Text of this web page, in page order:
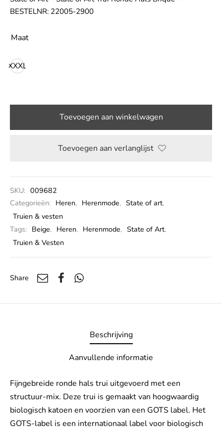
BESTELNR: 22005-2900
Maat
XXXL
Toevoegen aan winkelwagen
Toevoegen aan verlanglijst
SKU: 009682
Categorieën: Heren, Herenmode, State of art,
Truien & vesten
Tags: Beige, Heren, Herenmode, State of Art,
Truien & Vesten
Share
Beschrijving
Aanvullende informatie
Fijngebreide ronde hals trui uitgevoerd met een
structuur-mix. Deze trui is gemaakt van hoogwaardig
biologisch katoen en voorzien van een GOTS label. Het
GOTS-label is een internationaal label voor biologisch